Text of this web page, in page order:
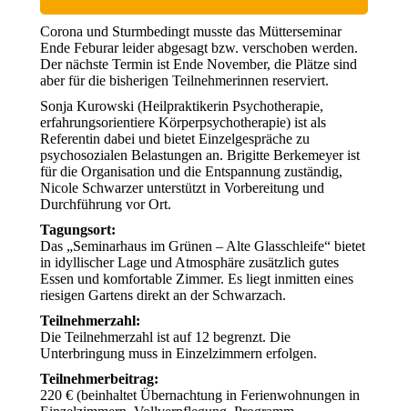
Corona und Sturmbedingt musste das Mütterseminar
Ende Feburar leider abgesagt bzw. verschoben werden.
Der nächste Termin ist Ende November, die Plätze sind
aber für die bisherigen Teilnehmerinnen reserviert.
Sonja Kurowski (Heilpraktikerin Psychotherapie,
erfahrungsorientiere Körperpsychotherapie) ist als
Referentin dabei und bietet Einzelgespräche zu
psychosozialen Belastungen an. Brigitte Berkemeyer ist
für die Organisation und die Entspannung zuständig,
Nicole Schwarzer unterstützt in Vorbereitung und
Durchführung vor Ort.
Tagungsort:
Das „Seminarhaus im Grünen – Alte Glasschleife“ bietet
in idyllischer Lage und Atmosphäre zusätzlich gutes
Essen und komfortable Zimmer. Es liegt inmitten eines
riesigen Gartens direkt an der Schwarzach.
Teilnehmerzahl:
Die Teilnehmerzahl ist auf 12 begrenzt. Die
Unterbringung muss in Einzelzimmern erfolgen.
Teilnehmerbeitrag:
220 € (beinhaltet Übernachtung in Ferienwohnungen in